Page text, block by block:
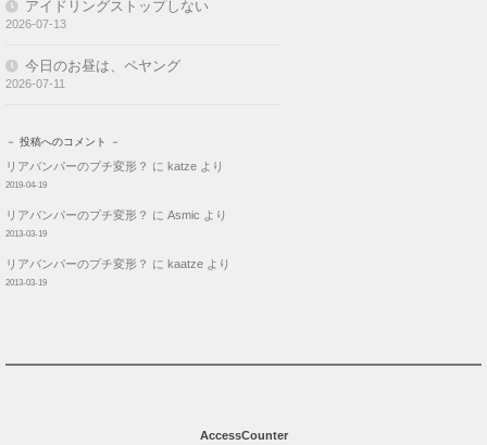
アイドリングストップしない
2026-07-13
今日のお昼は、ペヤング
2026-07-11
－ 投稿へのコメント －
リアバンパーのプチ変形？ に katze より
2019-04-19
リアバンパーのプチ変形？ に Asmic より
2013-03-19
リアバンパーのプチ変形？ に kaatze より
2013-03-19
AccessCounter